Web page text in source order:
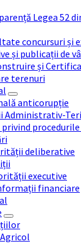
Legea 52
concursuri și
și publicații de
și
terenuri
anticorupție
Administrativ-
deliberative
executive
financiare